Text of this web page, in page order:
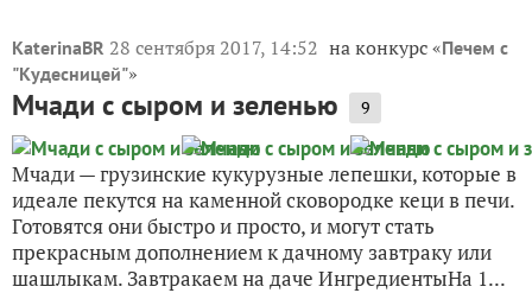
KaterinaBR 28 сентября 2017, 14:52 на конкурс «Печем с
"Кудесницей"»
Мчади с сыром и зеленью 9
Мчади — грузинские кукурузные лепешки, которые в
идеале пекутся на каменной сковородке кеци в печи.
Готовятся они быстро и просто, и могут стать
прекрасным дополнением к дачному завтраку или
шашлыкам. Завтракаем на даче ИнгредиентыНа 1...